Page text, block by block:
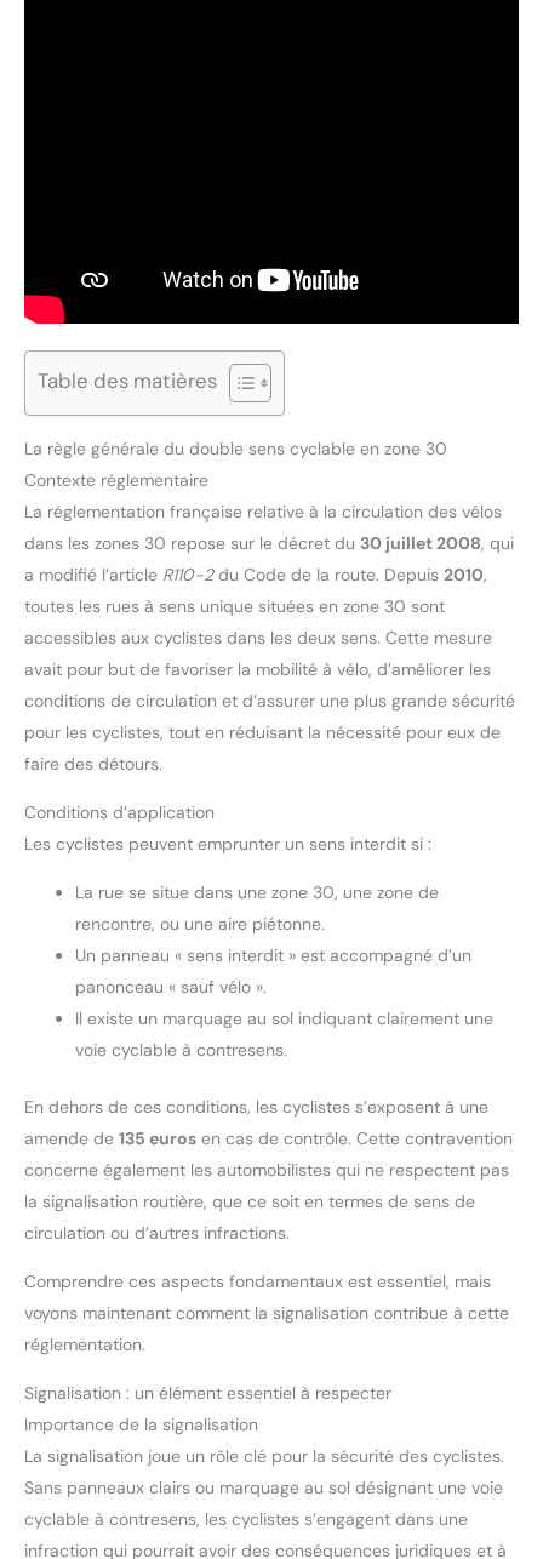
Table des matières
La règle générale du double sens cyclable en zone 30
Contexte réglementaire
La réglementation française relative à la circulation des vélos
dans les zones 30 repose sur le décret du 30 juillet 2008, qui
a modifié l’article R110-2du Code de la route. Depuis 2010,
toutes les rues à sens unique situées en zone 30 sont
accessibles aux cyclistes dans les deux sens. Cette mesure
avait pour but de favoriser la mobilité à vélo, d’améliorer les
conditions de circulation et d’assurer une plus grande sécurité
pour les cyclistes, tout en réduisant la nécessité pour eux de
faire des détours.
Conditions d’application
Les cyclistes peuvent emprunter un sens interdit si :
La rue se situe dans une zone 30, une zone de
rencontre, ou une aire piétonne.
Un panneau « sens interdit » est accompagné d’un
panonceau « sauf vélo ».
Il existe un marquage au sol indiquant clairement une
voie cyclable à contresens.
En dehors de ces conditions, les cyclistes s’exposent à une
amende de 135 euros en cas de contrôle. Cette contravention
concerne également les automobilistes qui ne respectent pas
la signalisation routière, que ce soit en termes de sens de
circulation ou d’autres infractions.
Comprendre ces aspects fondamentaux est essentiel, mais
voyons maintenant comment la signalisation contribue à cette
réglementation.
Signalisation : un élément essentiel à respecter
Importance de la signalisation
La signalisation joue un rôle clé pour la sécurité des cyclistes.
Sans panneaux clairs ou marquage au sol désignant une voie
cyclable à contresens, les cyclistes s’engagent dans une
infraction qui pourrait avoir des conséquences juridiques et à